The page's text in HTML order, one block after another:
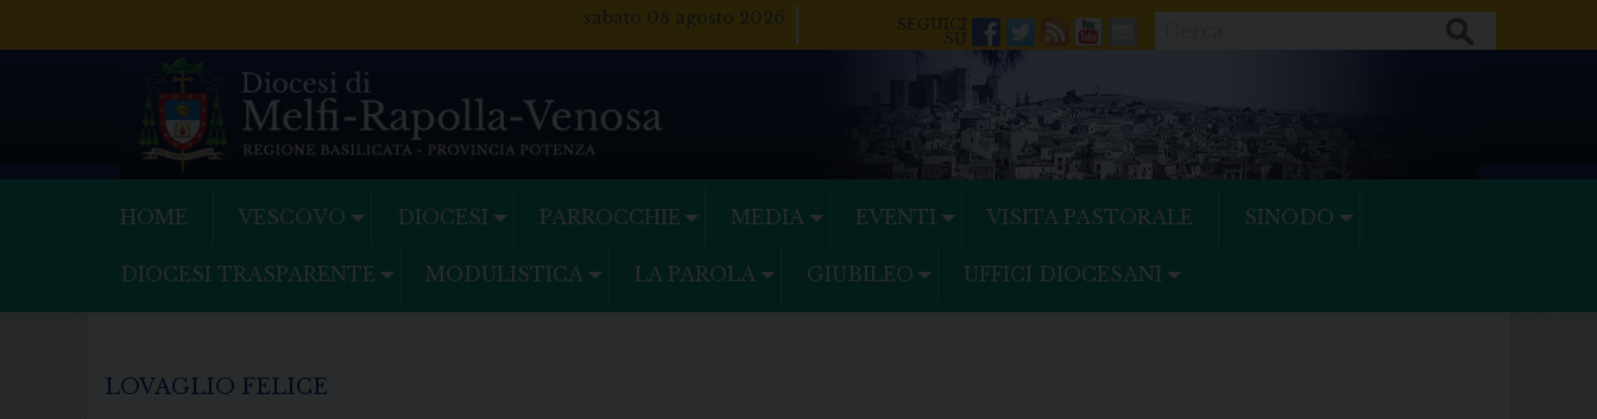
sabato 08 agosto 2026
Facebook
Twitter
FeedsYoutube
Mail
HOME VESCOVO DIOCESI PARROCCHIE MEDIA EVENTI VISITA PASTORALE SINODO
DIOCESI TRASPARENTE MODULISTICA LA PAROLA GIUBILEO UFFICI DIOCESANI
LOVAGLIO FELICE